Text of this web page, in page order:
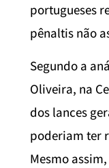
portugueses
pênaltis não
Segundo a
Oliveira, na
dos lances
poderiam ter
Mesmo